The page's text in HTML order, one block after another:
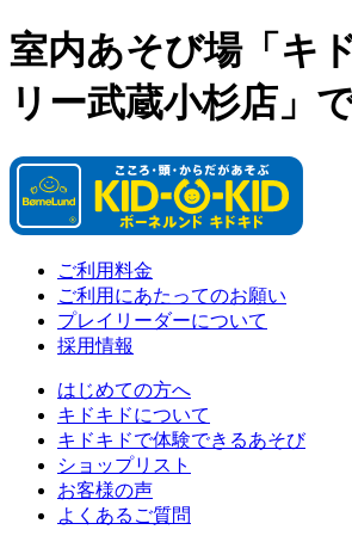
室内あそび場「キ
リー武蔵小杉店」で
ご利用料金
ご利用にあたってのお願い
プレイリーダーについて
採用情報
はじめての方へ
キドキドについて
キドキドで体験できるあそび
ショップリスト
お客様の声
よくあるご質問